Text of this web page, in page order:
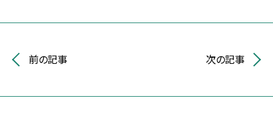
前の記事 次の記事